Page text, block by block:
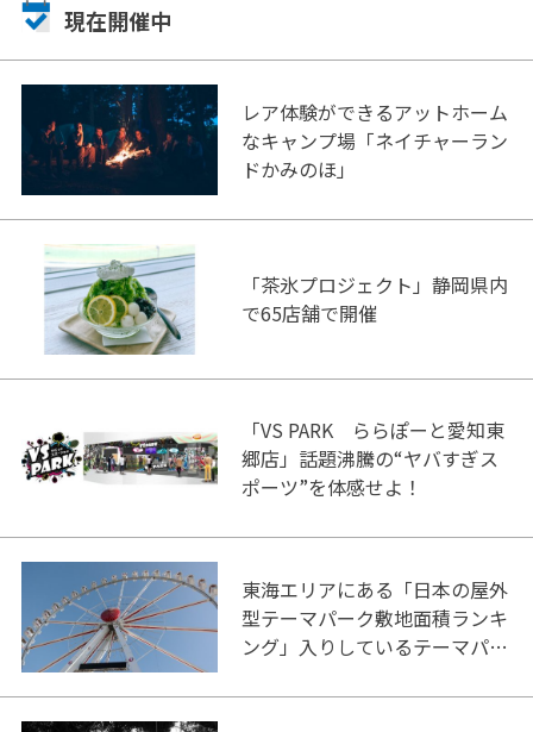
現在開催中
レア体験ができるアットホーム
なキャンプ場「ネイチャーラン
ドかみのほ」
「茶氷プロジェクト」静岡県内
で65店舗で開催
「VS PARK ららぽーと愛知東
郷店」話題沸騰の“ヤバすぎス
ポーツ”を体感せよ！
東海エリアにある「日本の屋外
型テーマパーク敷地面積ランキ
ング」入りしているテーマパー